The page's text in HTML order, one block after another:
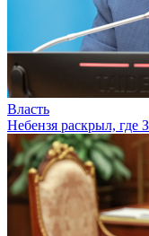
Власть
Небензя раскрыл, где